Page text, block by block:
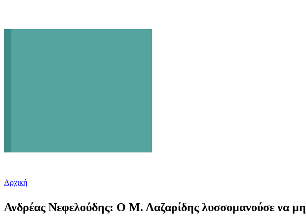
Αρχική
Ανδρέας Νεφελούδης: Ο Μ. Λαζαρίδης λυσσομανούσε να